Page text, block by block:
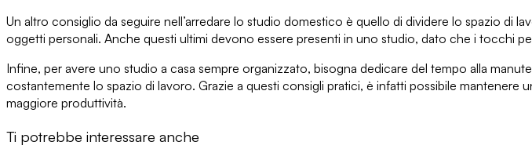
Un altro consiglio da seguire nell’arredare lo studio domestico è quello di dividere lo spazio di
oggetti personali. Anche questi ultimi devono essere presenti in uno studio, dato che i tocchi
Infine, per avere uno studio a casa sempre organizzato, bisogna dedicare del tempo alla
costantemente lo spazio di lavoro. Grazie a questi consigli pratici, è infatti possibile mantenere
maggiore produttività.
Ti potrebbe interessare anche